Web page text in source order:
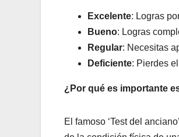
Excelente: Logras
Bueno: Logras
Regular: Necesitas
Deficiente: Pierdes
¿Por qué es importante
El famoso ‘Test del